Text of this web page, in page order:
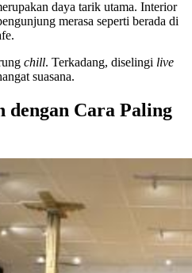
daya tarik utama. Interior
merasa seperti berada di
chill. Terkadang, diselingi live
suasana.
dengan Cara Paling